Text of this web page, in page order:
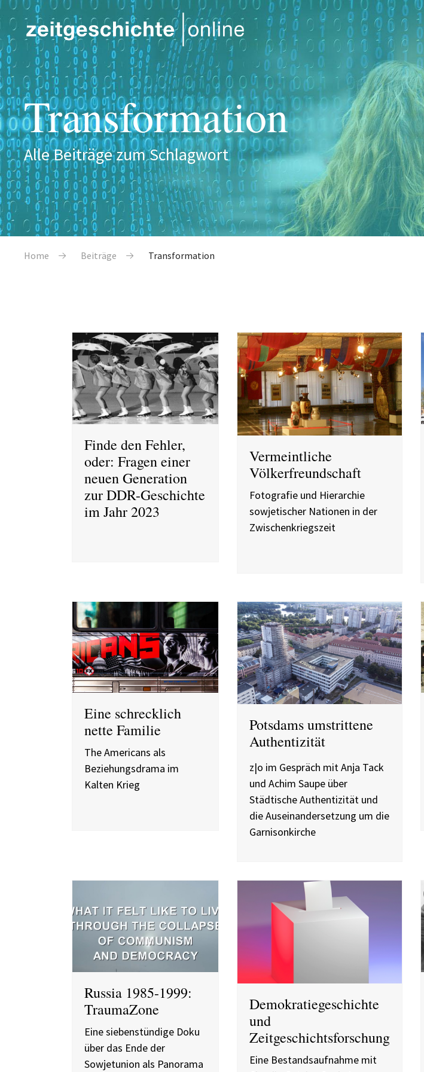
Direkt zum Inhalt
Transformation
Alle Beiträge zum Schlagwort
Pfadnavigation
Home Beiträge Transformation
Finde den Fehler,
oder: Fragen einer
neuen Generation
zur DDR-Geschichte
im Jahr 2023
Vermeintliche
Völkerfreundschaft
Fotografie und Hierarchie
sowjetischer Nationen in der
Zwischenkriegszeit
Eine schrecklich
nette Familie
The Americans als
Beziehungsdrama im
Kalten Krieg
Potsdams umstrittene
Authentizität
z|o im Gespräch mit Anja Tack
und Achim Saupe über
Städtische Authentizität und
die Auseinandersetzung um die
Garnisonkirche
Russia 1985-1999:
TraumaZone
Eine siebenstündige Doku
über das Ende der
Sowjetunion als Panorama
Demokratiegeschichte
und
Zeitgeschichtsforschung
Eine Bestandsaufnahme mit